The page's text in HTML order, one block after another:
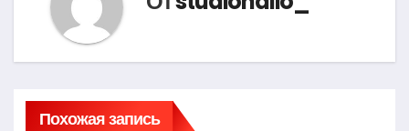
Похожая запись